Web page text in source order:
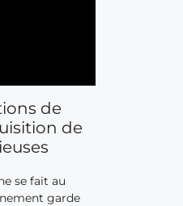
de
de
se fait au
garde